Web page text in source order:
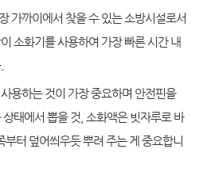
가까이에서 찾을 수 있는 소방시설로서
소화기를 사용하여 가장 빠른 시간 내
용하는 것이 가장 중요하며 안전핀을
태에서 뽑을 것, 소화액은 빗자루로 바
부터 덮어씌우듯 뿌려 주는 게 중요합니